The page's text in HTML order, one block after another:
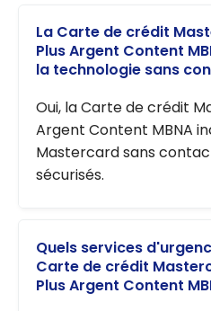
La Carte de crédit
Plus Argent Content
la technologie sans
Oui, la Carte de crédit
Argent Content MBNA
Mastercard sans
sécurisés.
Quels services
Carte de crédit
Plus Argent Content